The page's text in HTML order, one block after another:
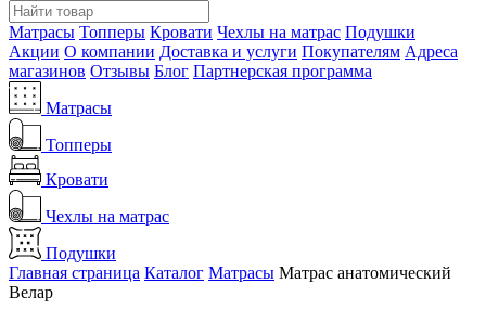
Матрасы Топперы Кровати Чехлы на матрас Подушки
Акции О компании Доставка и услуги Покупателям Адреса
магазинов Отзывы Блог Партнерская программа
Матрасы
Топперы
Кровати
Чехлы на матрас
Подушки
Главная страница Каталог Матрасы Матрас анатомический
Велар